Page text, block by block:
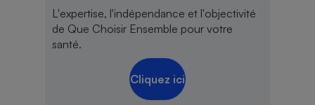
L'expertise, l'indépendance et l'objectivité
de Que Choisir Ensemble pour votre
santé.
Cliquez ici